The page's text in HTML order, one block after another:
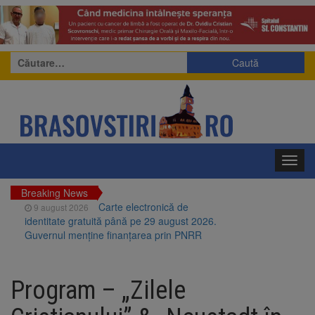
Caută
după:
Breaking News
9 august 2026
Carte electronică de
identitate gratuită până pe 29 august 2026.
Guvernul menține finanțarea prin PNRR
Brașovului vor fi restaurate. Contractul de
finanțare a fost semnat
Program – „Zilele